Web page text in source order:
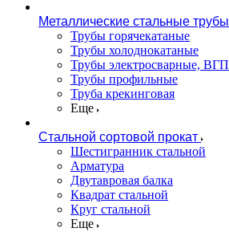
Металлические стальные трубы
Трубы горячекатаные
Трубы холоднокатаные
Трубы электросварные, ВГП
Трубы профильные
Труба крекинговая
Еще
Стальной сортовой прокат
Шестигранник стальной
Арматура
Двутавровая балка
Квадрат стальной
Круг стальной
Еще